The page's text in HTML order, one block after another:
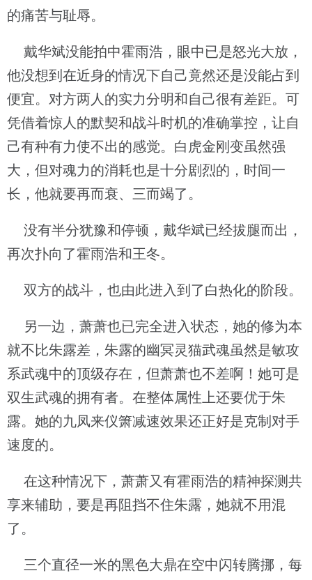
的痛苦与耻辱。
戴华斌没能拍中霍雨浩，眼中已是怒光大放，
他没想到在近身的情况下自己竟然还是没能占到
便宜。对方两人的实力分明和自己很有差距。可
凭借着惊人的默契和战斗时机的准确掌控，让自
己有种有力使不出的感觉。白虎金刚变虽然强
大，但对魂力的消耗也是十分剧烈的，时间一
长，他就要再而衰、三而竭了。
没有半分犹豫和停顿，戴华斌已经拔腿而出，
再次扑向了霍雨浩和王冬。
双方的战斗，也由此进入到了白热化的阶段。
另一边，萧萧也已完全进入状态，她的修为本
就不比朱露差，朱露的幽冥灵猫武魂虽然是敏攻
系武魂中的顶级存在，但萧萧也不差啊！她可是
双生武魂的拥有者。在整体属性上还要优于朱
露。她的九凤来仪箫减速效果还正好是克制对手
速度的。
在这种情况下，萧萧又有霍雨浩的精神探测共
享来辅助，要是再阻挡不住朱露，她就不用混
了。
三个直径一米的黑色大鼎在空中闪转腾挪，每